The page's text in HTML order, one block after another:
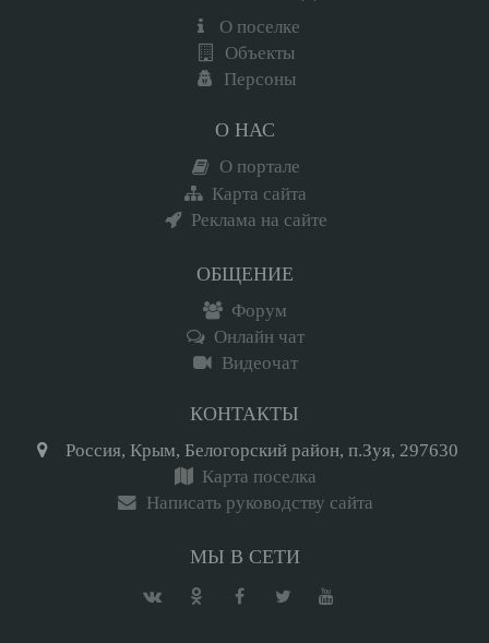
О поселке
Объекты
Персоны
О НАС
О портале
Карта сайта
Реклама на сайте
ОБЩЕНИЕ
Форум
Онлайн чат
Видеочат
КОНТАКТЫ
Россия, Крым, Белогорский район, п.Зуя, 297630
Карта поселка
Написать руководству сайта
МЫ В СЕТИ